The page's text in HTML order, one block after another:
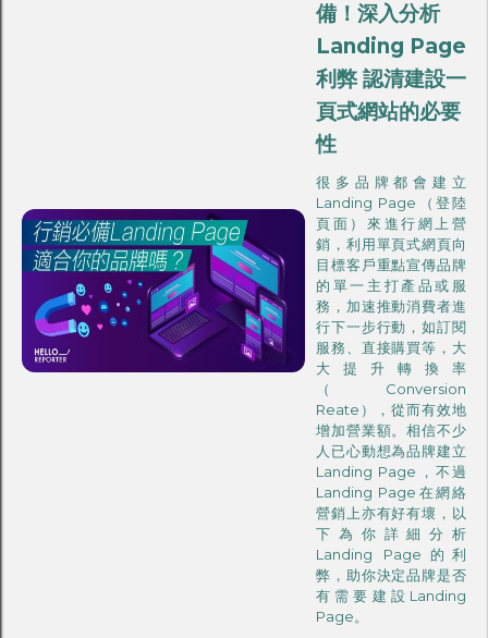
備！深入分析
Landing Page
利弊 認清建設一
頁式網站的必要
性
很多品牌都會建立
Landing Page（登陸
頁面）來進行網上營
銷，利用單頁式網頁向
目標客戶重點宣傳品牌
的單一主打產品或服
務，加速推動消費者進
行下一步行動，如訂閱
服務、直接購買等，大
大提升轉換率
（Conversion
Reate），從而有效地
增加營業額。相信不少
人已心動想為品牌建立
Landing Page，不過
Landing Page在網絡
營銷上亦有好有壞，以
下為你詳細分析
Landing Page的利
弊，助你決定品牌是否
有需要建設Landing
Page。